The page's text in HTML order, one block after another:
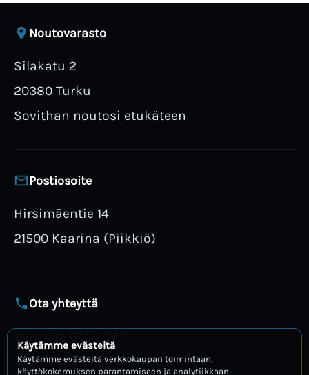
Noutovarasto
Silakatu 2
20380 Turku
Sovithan noutosi etukäteen
Postiosoite
Hirsimäentie 14
21500 Kaarina (Piikkiö)
Ota yhteyttä
info@rautajatti.fi
Käytämme evästeitä
Käytämme evästeitä verkkokaupan toimintaan,
käyttökokemuksen parantamiseen ja analytiikkaan.